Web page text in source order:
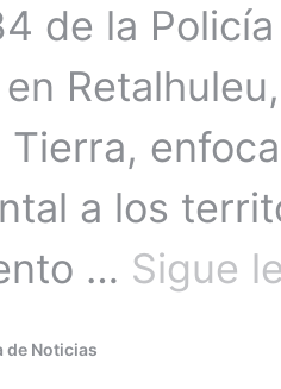
de la
a los
… Sigue
de Noticias